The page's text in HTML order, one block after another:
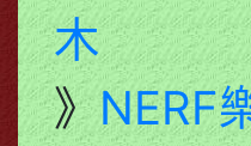
木
》NERF